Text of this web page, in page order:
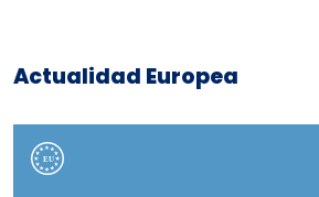
Actualidad Europea